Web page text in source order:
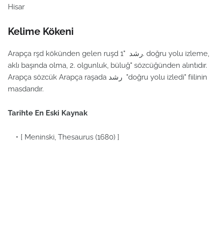
Hisar
Kelime Kökeni
Arapça rşd kökünden gelen ruşd رشد "1. doğru yolu izleme,
aklı başında olma, 2. olgunluk, büluğ" sözcüğünden alıntıdır.
Arapça sözcük Arapça raşada رشد "doğru yolu izledi" fiilinin
masdarıdır.
Tarihte En Eski Kaynak
[ Meninski, Thesaurus (1680) ]